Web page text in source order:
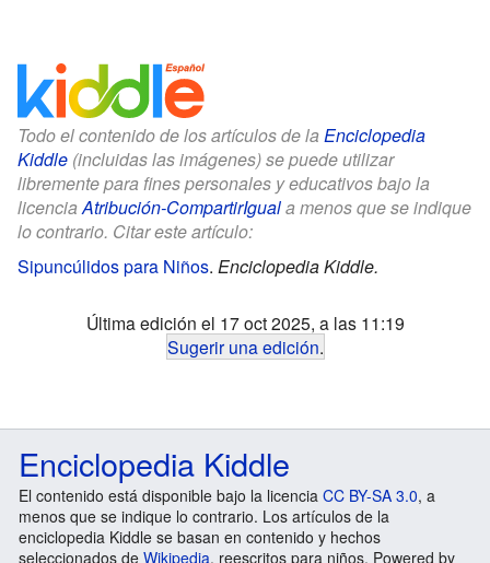
Todo el contenido de los artículos de la Enciclopedia
Kiddle (incluidas las imágenes) se puede utilizar
libremente para fines personales y educativos bajo la
licenciaAtribución-CompartirIguala menos que se indique
lo contrario. Citar este artículo:
Sipuncúlidos para Niños. Enciclopedia Kiddle.
Última edición el 17 oct 2025, a las 11:19
Sugerir una edición.
Enciclopedia Kiddle
El contenido está disponible bajo la licencia CC BY-SA 3.0, a
menos que se indique lo contrario. Los artículos de la
enciclopedia Kiddle se basan en contenido y hechos
seleccionados de Wikipedia, reescritos para niños. Powered by